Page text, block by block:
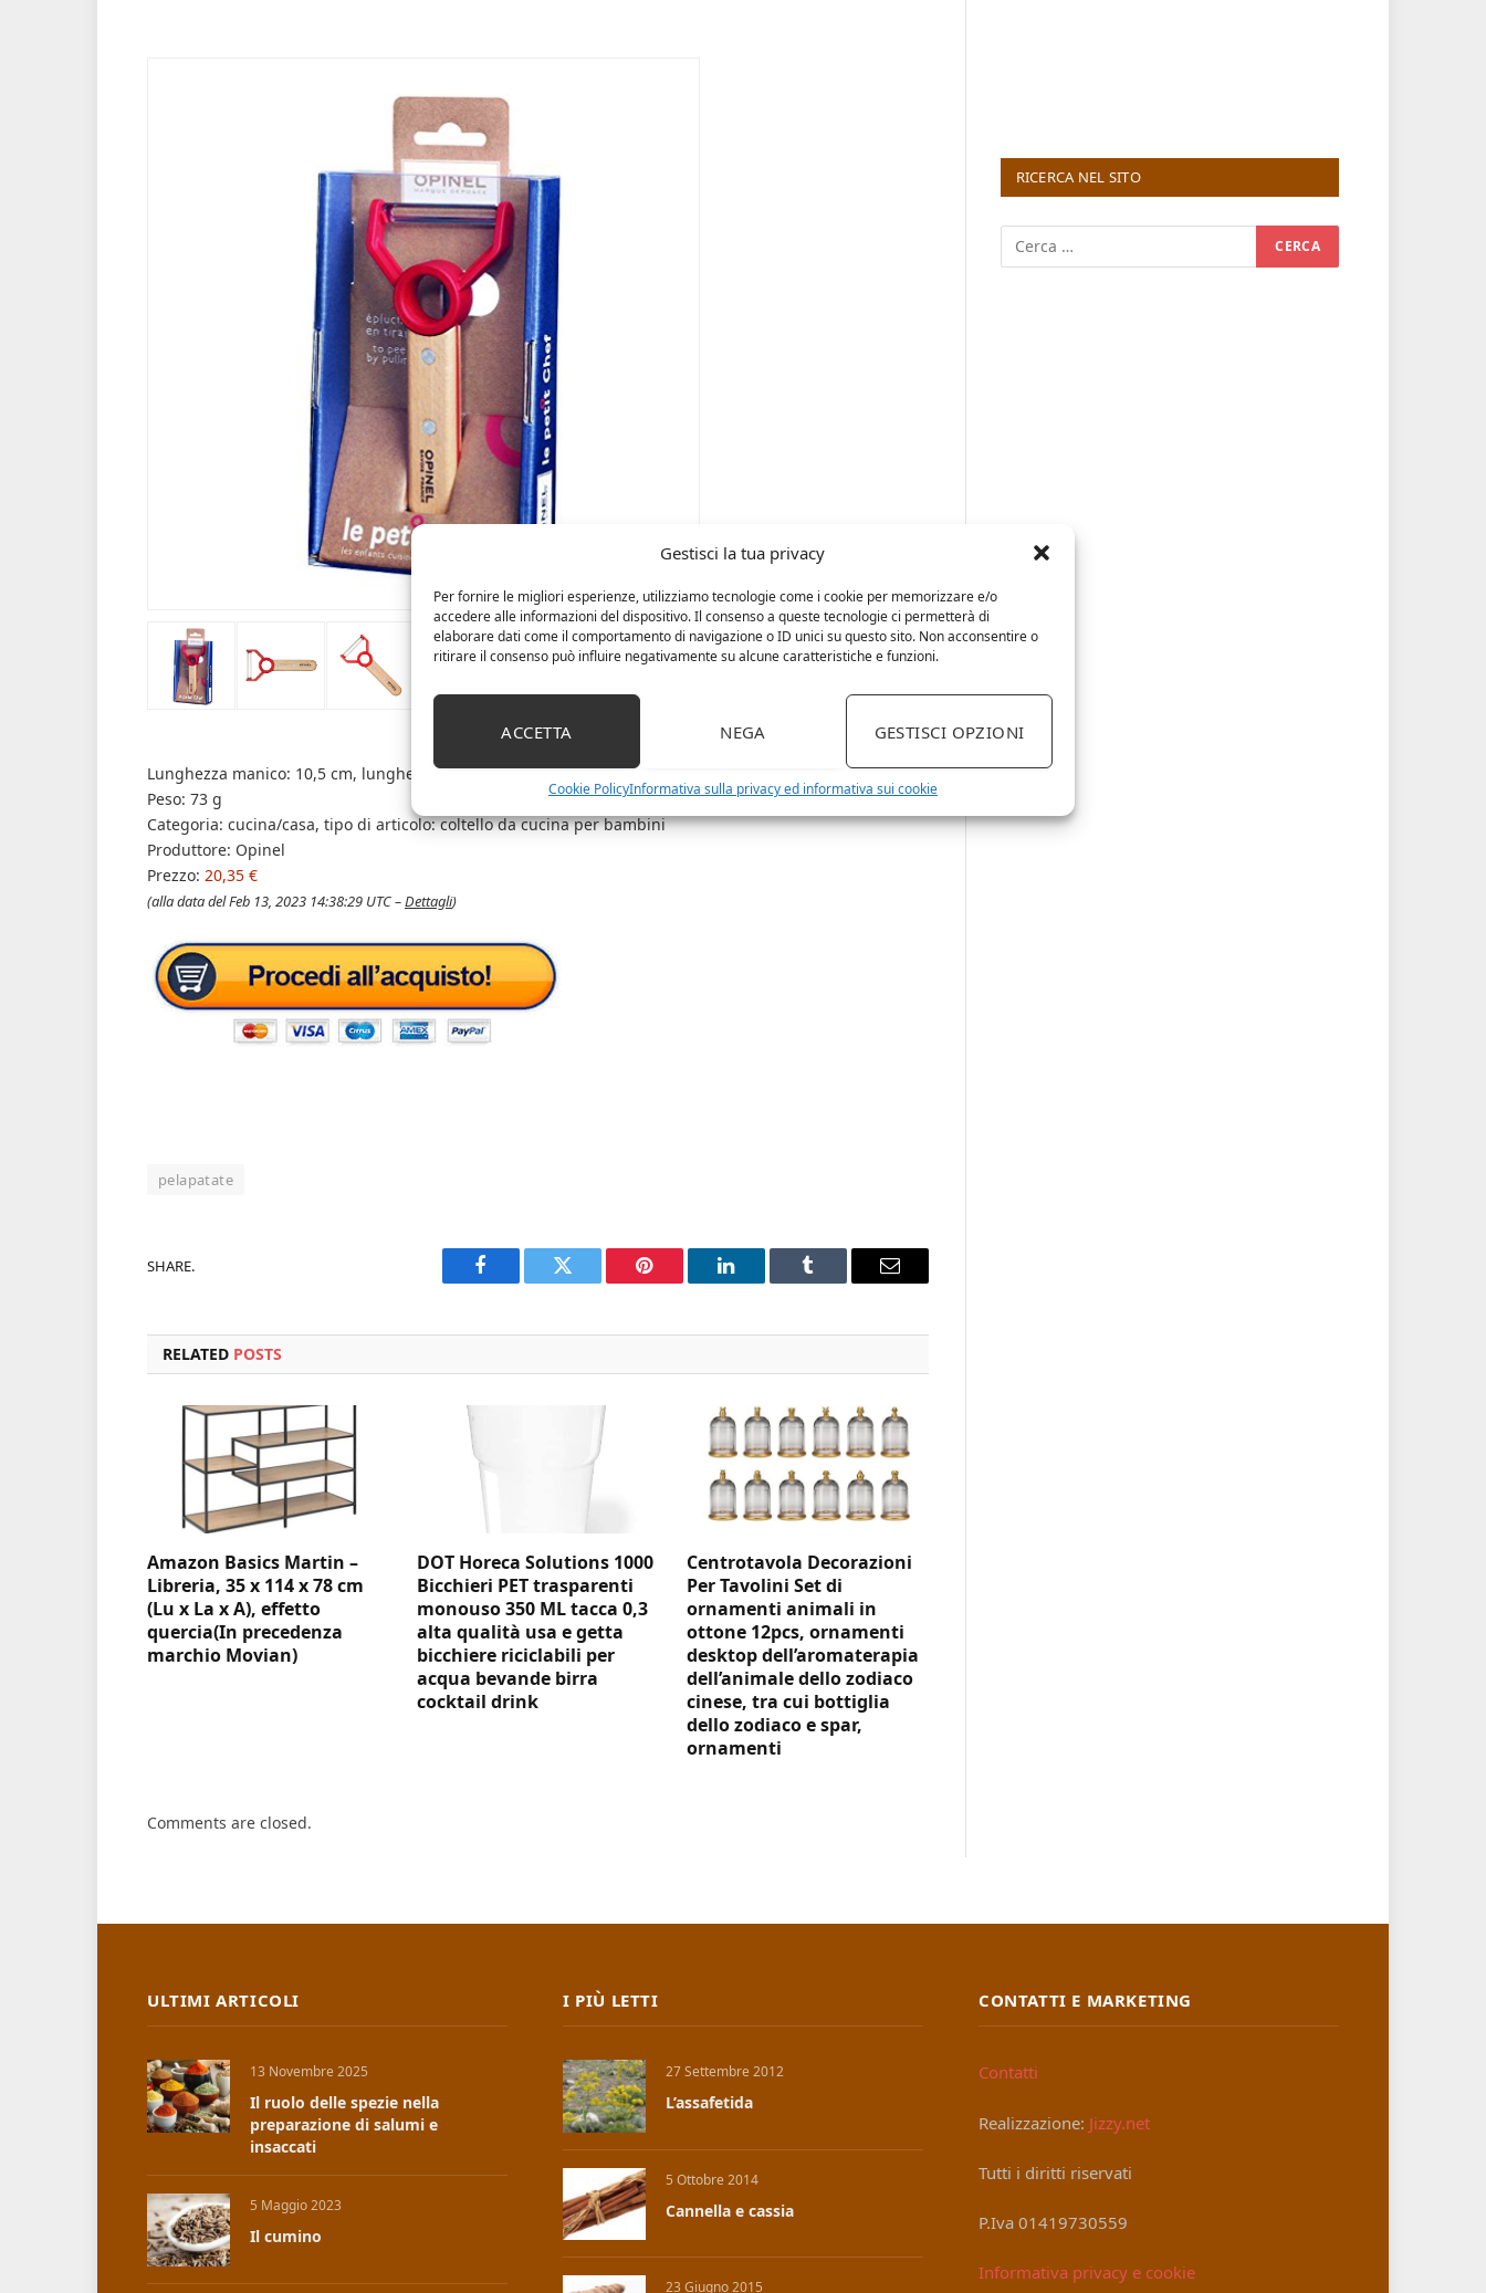
Gestisci la tua privacy
Per fornire le migliori esperienze, utilizziamo tecnologie come i cookie per memorizzare e/o
accedere alle informazioni del dispositivo. Il consenso a queste tecnologie ci permetterà di
elaborare dati come il comportamento di navigazione o ID unici su questo sito. Non acconsentire o
ritirare il consenso può influire negativamente su alcune caratteristiche e funzioni.
ACCETTA NEGA GESTISCI OPZIONI
Cookie PolicyInformativa sulla privacy ed informativa sui cookie
Lunghezza manico: 10,5 cm, lunghezza lama: 5,0 cm, lunghezza totale: 12,7 cm
Peso: 73 g
Categoria: cucina/casa, tipo di articolo: coltello da cucina per bambini
Produttore: Opinel
Prezzo: 20,35 €
(alla data del Feb 13, 2023 14:38:29 UTC –Dettagli)
pelapatate
SHARE.
Facebook Twitter Pinterest LinkedIn Tumblr Email
RELATED POSTS
Amazon Basics Martin –
Libreria, 35 x 114 x 78 cm
(Lu x La x A), effetto
quercia(In precedenza
marchio Movian)
DOT Horeca Solutions 1000
Bicchieri PET trasparenti
monouso 350 ML tacca 0,3
alta qualità usa e getta
bicchiere riciclabili per
acqua bevande birra
cocktail drink
Centrotavola Decorazioni
Per Tavolini Set di
ornamenti animali in
ottone 12pcs, ornamenti
desktop dell’aromaterapia
dell’animale dello zodiaco
cinese, tra cui bottiglia
dello zodiaco e spar,
ornamenti
Comments are closed.
RICERCA NEL SITO
ULTIMI ARTICOLI
13 Novembre 2025
Il ruolo delle spezie nella
preparazione di salumi e
insaccati
5 Maggio 2023
Il cumino
I PIÙ LETTI
27 Settembre 2012
L’assafetida
5 Ottobre 2014
Cannella e cassia
23 Giugno 2015
CONTATTI E MARKETING
Contatti
Realizzazione: Jizzy.net
Tutti i diritti riservati
P.Iva 01419730559
Informativa privacy e cookie